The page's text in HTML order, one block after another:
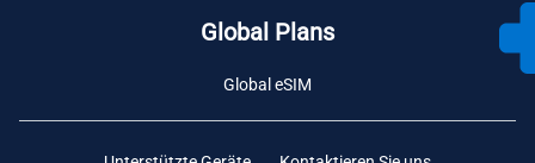
Global Plans
Global eSIM